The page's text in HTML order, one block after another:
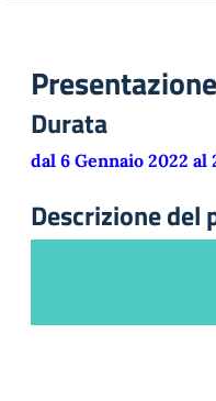
Presentazione
Durata
dal 6 Gennaio 2022 al
Descrizione del